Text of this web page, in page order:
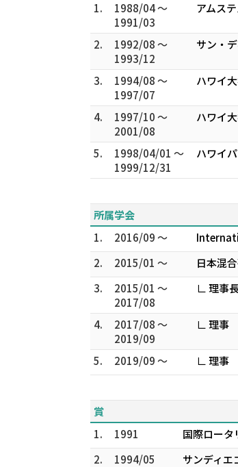
1.
1988/04 ～
1991/03
アムス
2.
1992/08 ～
1993/12
サン・
3.
1994/08 ～
1997/07
ハワイ
4.
1997/10 ～
2001/08
ハワイ
5.
1998/04/01 ～
1999/12/31
ハワイ
所属学会
1.
2016/09 ～
2.
2015/01 ～
日本混
3.
2015/01 ～
2017/08
∟ 理事
4.
2017/08 ～
2019/09
∟ 理事
5. 2019/09 ～
∟ 理事
賞
1.
1991
国際ロータ
2.
1994/05
サンディエ